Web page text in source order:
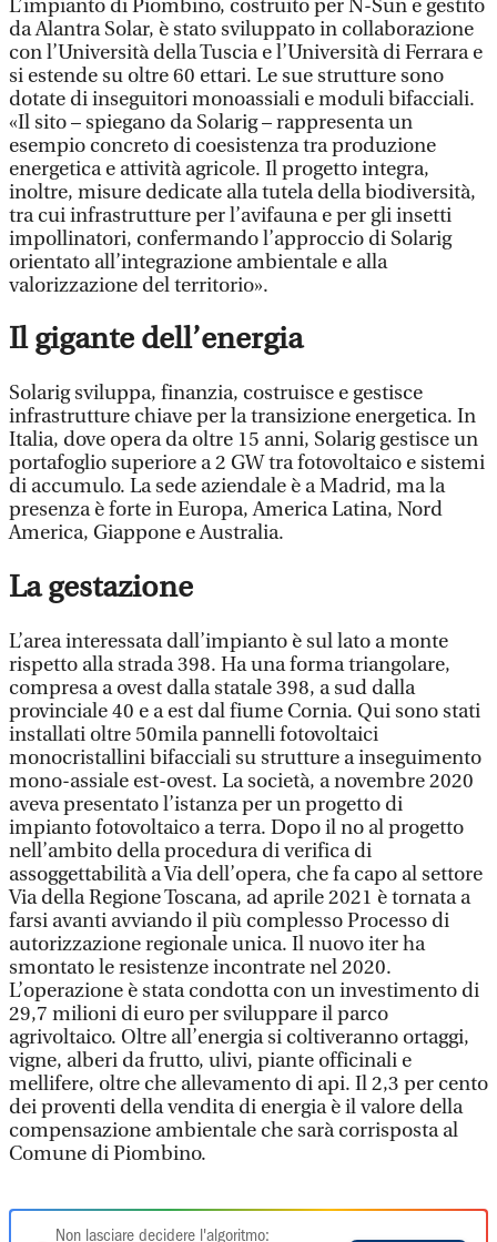
L’impianto di Piombino, costruito per N-Sun e gestito
da Alantra Solar, è stato sviluppato in collaborazione
con l’Università della Tuscia e l’Università di Ferrara e
si estende su oltre 60 ettari. Le sue strutture sono
dotate di inseguitori monoassiali e moduli bifacciali.
«Il sito – spiegano da Solarig – rappresenta un
esempio concreto di coesistenza tra produzione
energetica e attività agricole. Il progetto integra,
inoltre, misure dedicate alla tutela della biodiversità,
tra cui infrastrutture per l’avifauna e per gli insetti
impollinatori, confermando l’approccio di Solarig
orientato all’integrazione ambientale e alla
valorizzazione del territorio».
Il gigante dell’energia
Solarig sviluppa, finanzia, costruisce e gestisce
infrastrutture chiave per la transizione energetica. In
Italia, dove opera da oltre 15 anni, Solarig gestisce un
portafoglio superiore a 2 GW tra fotovoltaico e sistemi
di accumulo. La sede aziendale è a Madrid, ma la
presenza è forte in Europa, America Latina, Nord
America, Giappone e Australia.
La gestazione
L’area interessata dall’impianto è sul lato a monte
rispetto alla strada 398. Ha una forma triangolare,
compresa a ovest dalla statale 398, a sud dalla
provinciale 40 e a est dal fiume Cornia. Qui sono stati
installati oltre 50mila pannelli fotovoltaici
monocristallini bifacciali su strutture a inseguimento
mono-assiale est-ovest. La società, a novembre 2020
aveva presentato l’istanza per un progetto di
impianto fotovoltaico a terra. Dopo il no al progetto
nell’ambito della procedura di verifica di
assoggettabilità a Via dell’opera, che fa capo al settore
Via della Regione Toscana, ad aprile 2021 è tornata a
farsi avanti avviando il più complesso Processo di
autorizzazione regionale unica. Il nuovo iter ha
smontato le resistenze incontrate nel 2020.
L’operazione è stata condotta con un investimento di
29,7 milioni di euro per sviluppare il parco
agrivoltaico. Oltre all’energia si coltiveranno ortaggi,
vigne, alberi da frutto, ulivi, piante officinali e
mellifere, oltre che allevamento di api. Il 2,3 per cento
dei proventi della vendita di energia è il valore della
compensazione ambientale che sarà corrisposta al
Comune di Piombino.
Non lasciare decidere l'algoritmo: